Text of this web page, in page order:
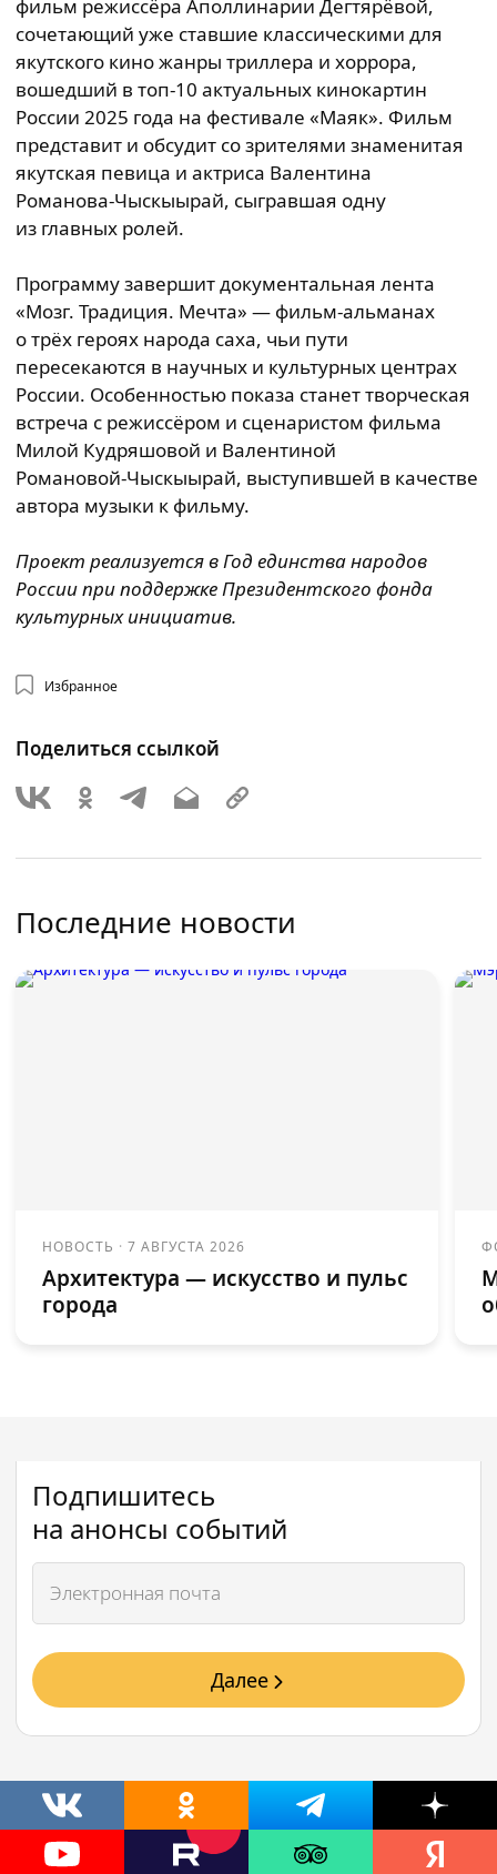
фильм режиссёра Аполлинарии Дегтярёвой,
сочетающий уже ставшие классическими для
якутского кино жанры триллера и хоррора,
вошедший в топ‑10 актуальных кинокартин
России 2025 года на фестивале «Маяк». Фильм
представит и обсудит со зрителями знаменитая
якутская певица и актриса Валентина
Романова‑Чыскыырай, сыгравшая одну
из главных ролей.
Программу завершит документальная лента
«Мозг. Традиция. Мечта» — фильм‑альманах
о трёх героях народа саха, чьи пути
пересекаются в научных и культурных центрах
России. Особенностью показа станет творческая
встреча с режиссёром и сценаристом фильма
Милой Кудряшовой и Валентиной
Романовой‑Чыскыырай, выступившей в качестве
автора музыки к фильму.
Проект реализуется в Год единства народов
России при поддержке Президентского фонда
культурных инициатив.
Избранное
Поделиться ссылкой
Последние новости
НОВОСТЬ ·7 АВГУСТА 2026
Архитектура — искусство и пульс
города
Подпишитесь
на анонсы событий
Далее